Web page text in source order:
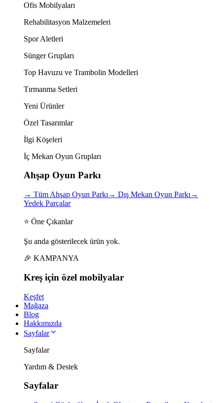
Ofis Mobilyaları
Rehabilitasyon Malzemeleri
Spor Aletleri
Sünger Grupları
Top Havuzu ve Trambolin Modelleri
Tırmanma Setleri
Yeni Ürünler
Özel Tasarımlar
İlgi Köşeleri
İç Mekan Oyun Grupları
Ahşap Oyun Parkı
→ Tüm Ahşap Oyun Parkı → Dış Mekan Oyun Parkı →
Yedek Parçalar
⭐ Öne Çıkanlar
Şu anda gösterilecek ürün yok.
🎉 KAMPANYA
Kreş için özel mobilyalar
Keşfet
Mağaza
Blog
Hakkımızda
Sayfalar
Sayfalar
Yardım & Destek
Sayfalar